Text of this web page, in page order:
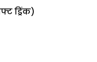
ड्रिंक)